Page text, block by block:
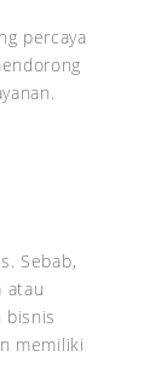
percaya
Sebab,
atau
bisnis
memiliki